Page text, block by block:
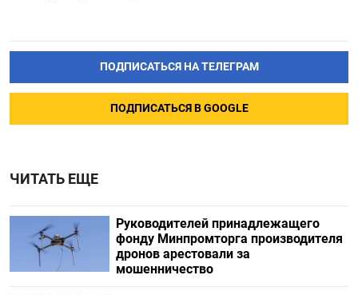
ПОДПИСАТЬСЯ НА ТЕЛЕГРАМ
ПОДПИСАТЬСЯ В GOOGLE
ЧИТАТЬ ЕЩЕ
Руководителей принадлежащего
фонду Минпромторга производителя
дронов арестовали за
мошенничество